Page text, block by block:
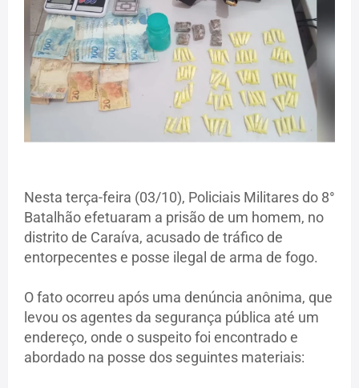
Nesta terça-feira (03/10), Policiais Militares do 8°
Batalhão efetuaram a prisão de um homem, no
distrito de Caraíva, acusado de tráfico de
entorpecentes e posse ilegal de arma de fogo.
O fato ocorreu após uma denúncia anônima, que
levou os agentes da segurança pública até um
endereço, onde o suspeito foi encontrado e
abordado na posse dos seguintes materiais: